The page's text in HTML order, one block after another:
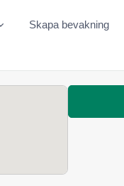
Skapa bevakning